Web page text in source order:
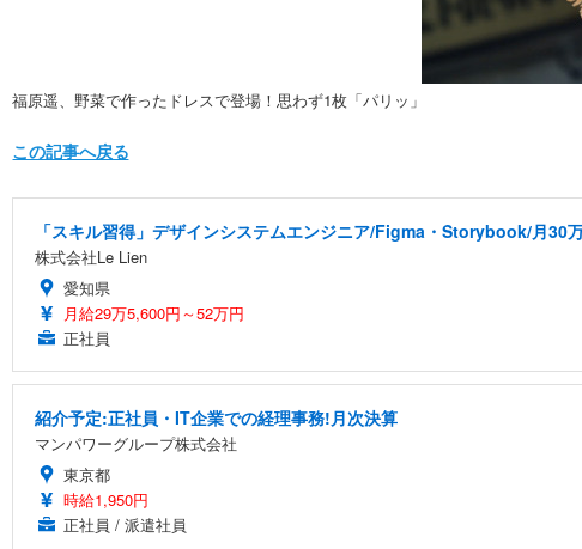
福原遥、野菜で作ったドレスで登場！思わず1枚「パリッ」
この記事へ戻る
「スキル習得」デザインシステムエンジニア/Figma・Storybook/月30
株式会社Le Lien
愛知県
月給29万5,600円～52万円
正社員
紹介予定:正社員・IT企業での経理事務!月次決算
マンパワーグループ株式会社
東京都
時給1,950円
正社員 / 派遣社員